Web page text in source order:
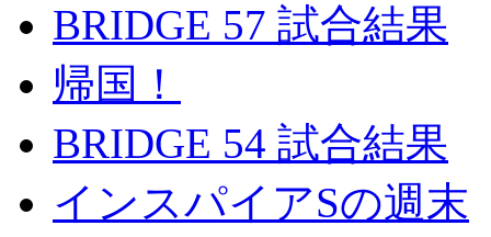
BRIDGE 57 試合結果
帰国！
BRIDGE 54 試合結果
インスパイアSの週末